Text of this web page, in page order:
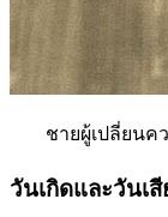
ชายผู้เปลี่ยนค
วันเกิดและวันเ